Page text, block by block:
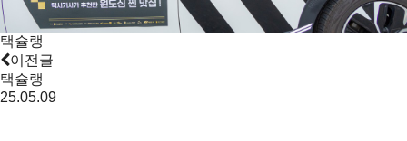
택슐랭
이전글
택슐랭
25.05.09